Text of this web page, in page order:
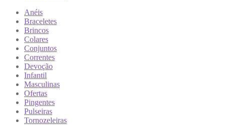
Anéis
Braceletes
Brincos
Colares
Conjuntos
Correntes
Devoção
Infantil
Masculinas
Ofertas
Pingentes
Pulseiras
Tornozeleiras